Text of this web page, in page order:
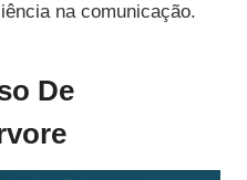
na comunicação.
De